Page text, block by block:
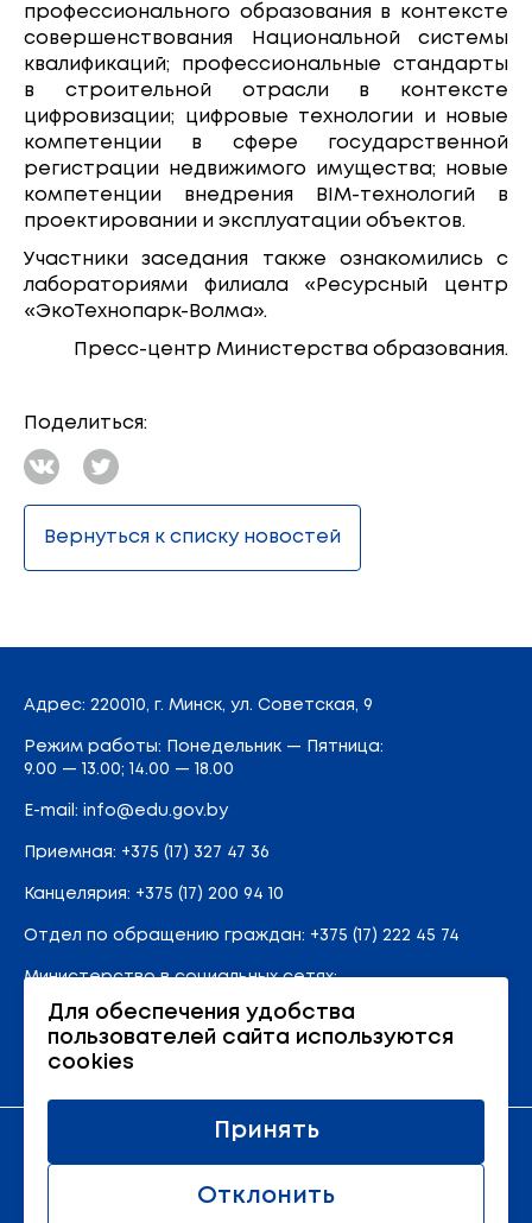
профессионального образования в контексте
совершенствования Национальной системы
квалификаций; профессиональные стандарты
в строительной отрасли в контексте
цифровизации; цифровые технологии и новые
компетенции в сфере государственной
регистрации недвижимого имущества; новые
компетенции внедрения BIM-технологий в
проектировании и эксплуатации объектов.
Участники заседания также ознакомились с
лабораториями филиала «Ресурсный центр
«ЭкоТехнопарк-Волма».
Пресс-центр Министерства образования.
Поделиться:
Вернуться к списку новостей
Адрес: 220010, г. Минск, ул. Советская, 9
Режим работы: Понедельник — Пятница:
9.00 — 13.00; 14.00 — 18.00
E-mail: info@edu.gov.by
Приемная: +375 (17) 327 47 36
Канцелярия: +375 (17) 200 94 10
Отдел по обращению граждан: +375 (17) 222 45 74
Министерство в социальных сетях:
Карта сайта
Для обеспечения удобства
пользователей сайта используются
cookies
Отклонить
Принять